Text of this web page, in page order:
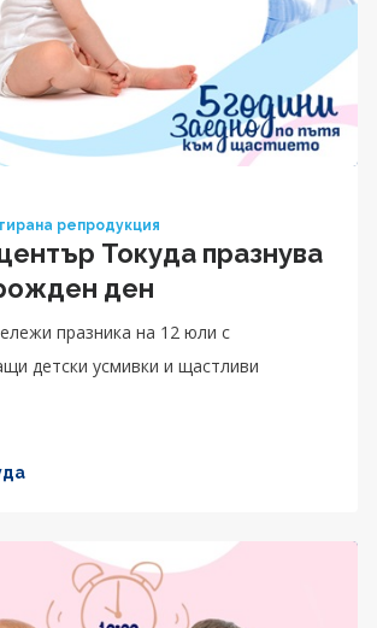
репродукция
Токуда празнува
ден
празника на 12 юли с
детски усмивки и щастливи